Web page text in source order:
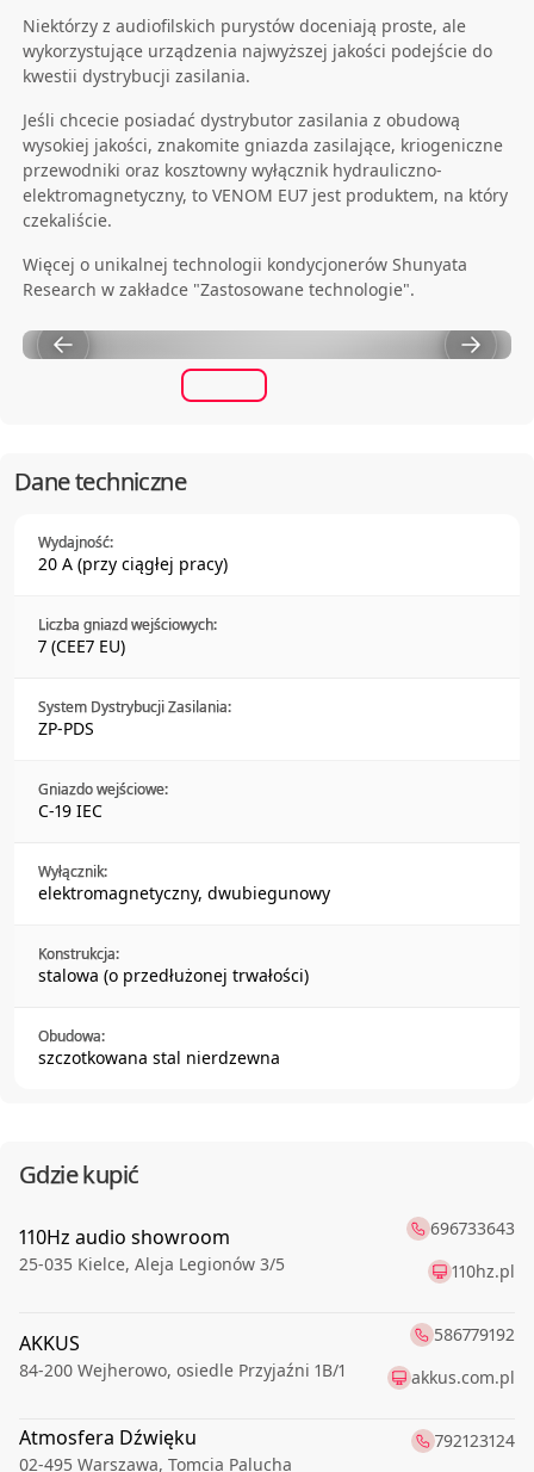
Niektórzy z audiofilskich purystów doceniają proste, ale
wykorzystujące urządzenia najwyższej jakości podejście do
kwestii dystrybucji zasilania.
Jeśli chcecie posiadać dystrybutor zasilania z obudową
wysokiej jakości, znakomite gniazda zasilające, kriogeniczne
przewodniki oraz kosztowny wyłącznik hydrauliczno-
elektromagnetyczny, to VENOM EU7 jest produktem, na który
czekaliście.
Więcej o unikalnej technologii kondycjonerów Shunyata
Research w zakładce "Zastosowane technologie".
Dane techniczne
Wydajność:
20 A (przy ciągłej pracy)
Liczba gniazd wejściowych:
7 (CEE7 EU)
System Dystrybucji Zasilania:
ZP-PDS
Gniazdo wejściowe:
C-19 IEC
Wyłącznik:
elektromagnetyczny, dwubiegunowy
Konstrukcja:
stalowa (o przedłużonej trwałości)
Obudowa:
szczotkowana stal nierdzewna
Gdzie kupić
110Hz audio showroom
25-035 Kielce, Aleja Legionów 3/5
696733643
110hz.pl
AKKUS
84-200 Wejherowo, osiedle Przyjaźni 1B/1
586779192
akkus.com.pl
Atmosfera Dźwięku
02-495 Warszawa, Tomcia Palucha
792123124